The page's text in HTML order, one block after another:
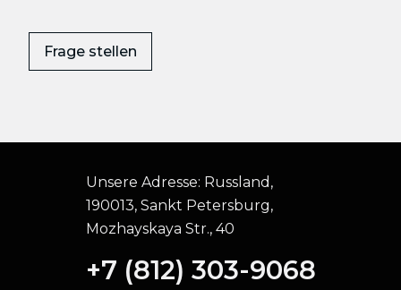
Frage stellen
Unsere Adresse: Russland,
190013, Sankt Petersburg,
Mozhayskaya Str., 40
+7 (812) 303-9068